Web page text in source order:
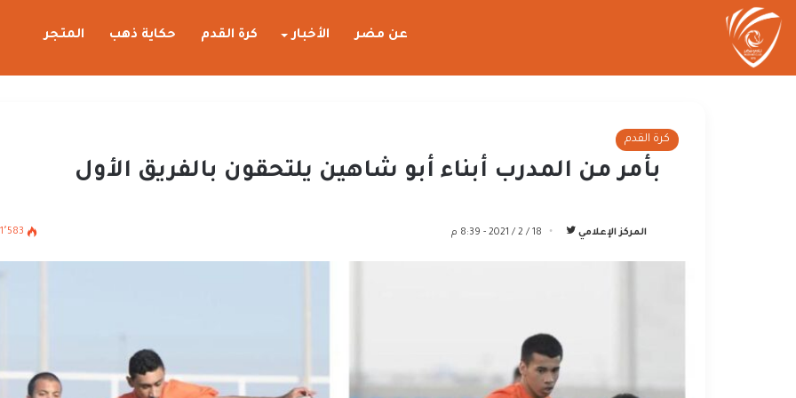
عن مضر الأخبار كرة القدم حكاية ذهب المتجر
كرة القدم
بأمر من المدرب أبناء أبو شاهين يلتحقون بالفريق الأول
المركز الإعلامي
تابع
18 / 2 / 2021 - 8:39 م 1٬583